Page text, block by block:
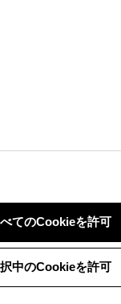
クッキー)が保存
。Cookie(クッキー)
回したりするにあた
報の取り扱いにつ
てのCookieを許可
中のCookieを許可